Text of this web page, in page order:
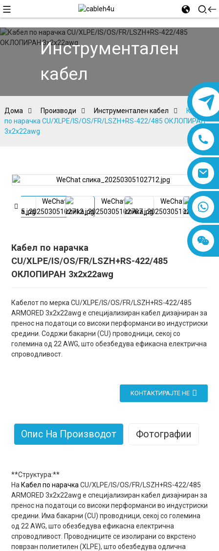
8618019377761
Инструментален
кабел
Дома Производи Инструментален кабел
Кабел
по нарачка CU/XLPE/IS/OS/FR/LSZH+RS-422/485 ОКЛОПИРАН
3x2x22awg
Кабел по нарачка
CU/XLPE/IS/OS/FR/LSZH+RS-422/485
ОКЛОПИРАН 3x2x22awg
Кабелот по мерка CU/XLPE/IS/OS/FR/LSZH+RS-422/485
ARMORED 3x2x22awg е специјализиран кабел дизајниран за
пренос на податоци со високи перформанси во индустриски
средини. Содржи бакарни (CU) проводници, секој со
големина од 22 AWG, што обезбедува ефикасна електрична
спроводливост.
КОНТАКТИРАЈТЕ НЕ
Опис На Производот Фотографии
**Структура:**
На Кабел по нарачка CU/XLPE/IS/OS/FR/LSZH+RS-422/485
ARMORED 3x2x22awg е специјализиран кабел дизајниран за
пренос на податоци со високи перформанси во индустриски
средини. Има бакарни (CU) проводници, секој со големина
од 22 AWG, што обезбедува ефикасна електрична
спроводливост. Проводниците се изолирани со вкрстено
поврзан полиетилен (XLPE), што обезбедува одлична